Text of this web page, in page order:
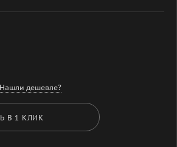
Нашли дешевле?
В 1 КЛИК